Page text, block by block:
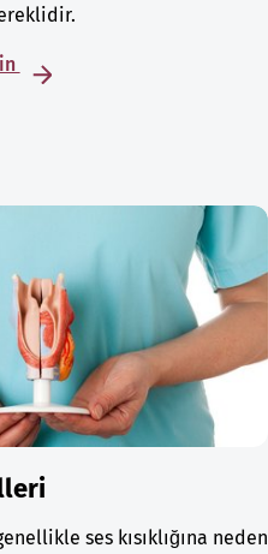
ses kısıklığına neden